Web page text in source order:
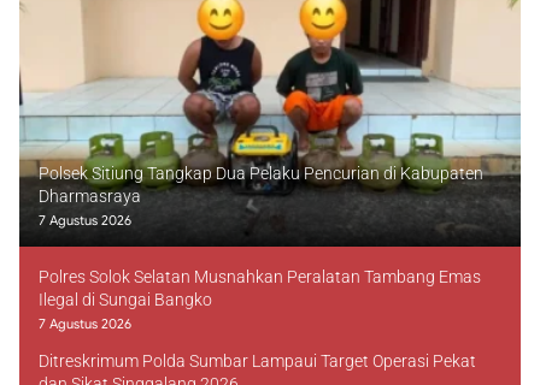
Polsek Sitiung Tangkap Dua Pelaku Pencurian di Kabupaten
Dharmasraya
7 Agustus 2026
Polres Solok Selatan Musnahkan Peralatan Tambang Emas
Ilegal di Sungai Bangko
7 Agustus 2026
Ditreskrimum Polda Sumbar Lampaui Target Operasi Pekat